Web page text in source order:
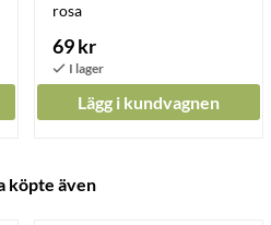
rosa
69 kr
Lägg i kundvagnen
köpte även